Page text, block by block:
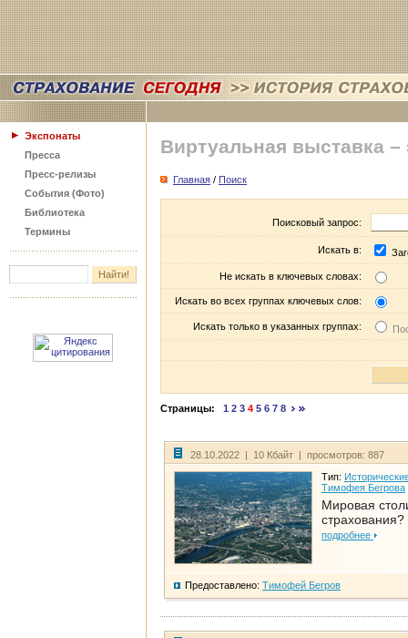
Экспонаты
Пресса
Пресс-релизы
События (Фото)
Библиотека
Термины
Виртуальная выставка –
Главная / Поиск
Поисковый запрос:
Искать в:
Не искать в ключевых словах:
Искать во всех группах ключевых слов:
Искать только в указанных группах:
Страницы: 1 2 3 4 5 6 7 8
28.10.2022 | 10 Кбайт | просмотров: 887
Тип:
Тимофея Бегрова
Мировая
страхования?
подробнее
Предоставлено: Тимофей Бегров